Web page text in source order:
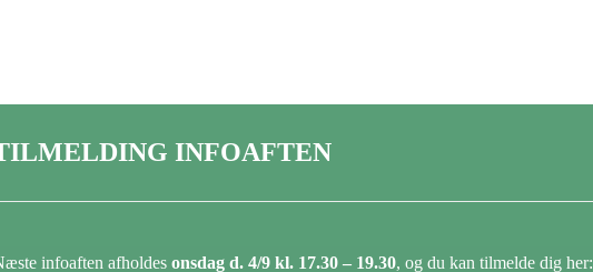
INFOAFTEN
infoaften afholdes onsdag d. 4/9 kl. 17.30 – 19.30, og du kan tilmelde dig her: